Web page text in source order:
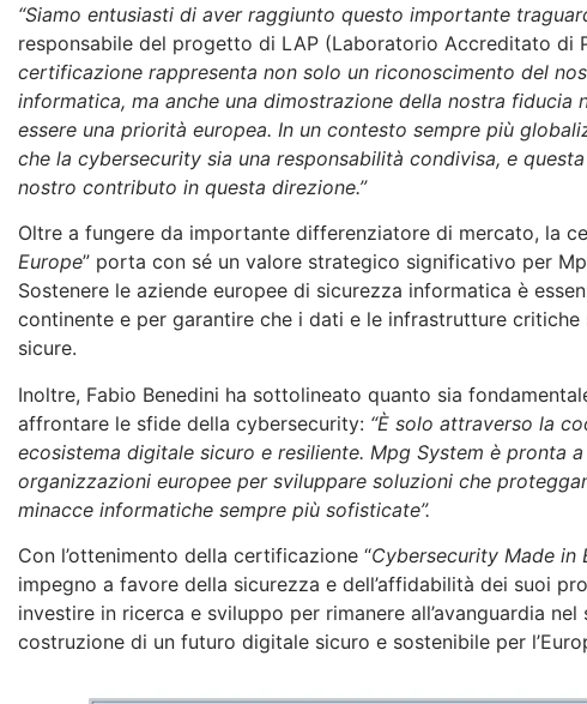
“Siamo entusiasti di aver raggiunto questo importante
responsabile del progetto di LAP (Laboratorio Accreditato di
certificazione rappresenta non solo un riconoscimento del
informatica, ma anche una dimostrazione della nostra
essere una priorità europea. In un contesto sempre più
che la cybersecurity sia una responsabilità condivisa, e
nostro contributo in questa direzione.”
Oltre a fungere da importante differenziatore di mercato, la
Europe” porta con sé un valore strategico significativo per
Sostenere le aziende europee di sicurezza informatica è
continente e per garantire che i dati e le infrastrutture
sicure.
Inoltre, Fabio Benedini ha sottolineato quanto sia
affrontare le sfide della cybersecurity: “È solo attraverso la
ecosistema digitale sicuro e resiliente. Mpg System è pronta
organizzazioni europee per sviluppare soluzioni che
minacce informatiche sempre più sofisticate”.
Con l’ottenimento della certificazione “Cybersecurity Made in
impegno a favore della sicurezza e dell’affidabilità dei suoi
investire in ricerca e sviluppo per rimanere all’avanguardia
costruzione di un futuro digitale sicuro e sostenibile per